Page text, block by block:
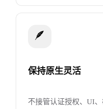
🪶
保持原生灵活
不接管认证授权、UI